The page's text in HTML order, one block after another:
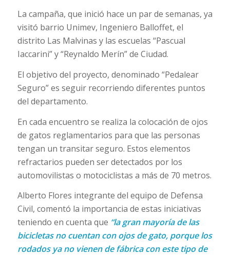
La campaña, que inició hace un par de semanas, ya
visitó barrio Unimev, Ingeniero Balloffet, el
distrito Las Malvinas y las escuelas “Pascual
Iaccarini” y “Reynaldo Merín” de Ciudad.
El objetivo del proyecto, denominado “Pedalear
Seguro” es seguir recorriendo diferentes puntos
del departamento.
En cada encuentro se realiza la colocación de ojos
de gatos reglamentarios para que las personas
tengan un transitar seguro. Estos elementos
refractarios pueden ser detectados por los
automovilistas o motociclistas a más de 70 metros.
Alberto Flores integrante del equipo de Defensa
Civil, comentó la importancia de estas iniciativas
teniendo en cuenta que “la gran mayoría de las
bicicletas no cuentan con ojos de gato, porque los
rodados ya no vienen de fábrica con este tipo de